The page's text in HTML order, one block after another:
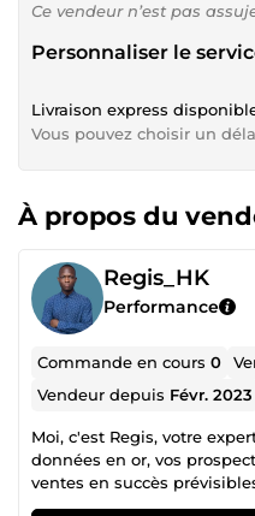
Ce vendeur n’est pas
Personnaliser le
Livraison express
Vous pouvez choisir un
À propos du
Regis_HK
Performance
Commande en cours0
Vendeur depuis Févr. 2023
Moi, c'est Regis, votre
données en or, vos
ventes en succès
en analyse de données